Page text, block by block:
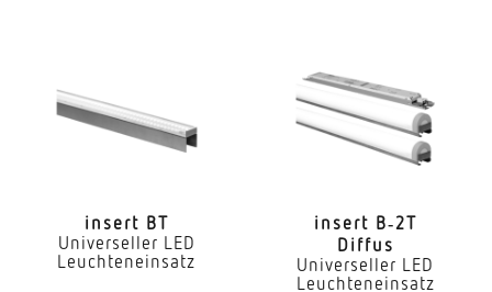
Geeignet für Lichtbandkonfiguration
geeignet für Durchgangsverdrahtung
Leuchtmittel
insert BT
Universeller LED
Leuchteneinsatz
insert B‑2T
Diffus
Universeller LED
Leuchteneinsatz